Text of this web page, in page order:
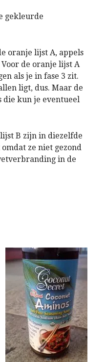
gekleurde
oranje lijst A, appels
de oranje lijst A
als je in fase 3 zit.
ligt, dus. Maar de
die kun je eventueel
B zijn in diezelfde
ze niet gezond
in de